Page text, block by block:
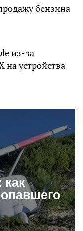
бензина
из-за
на устройства
как